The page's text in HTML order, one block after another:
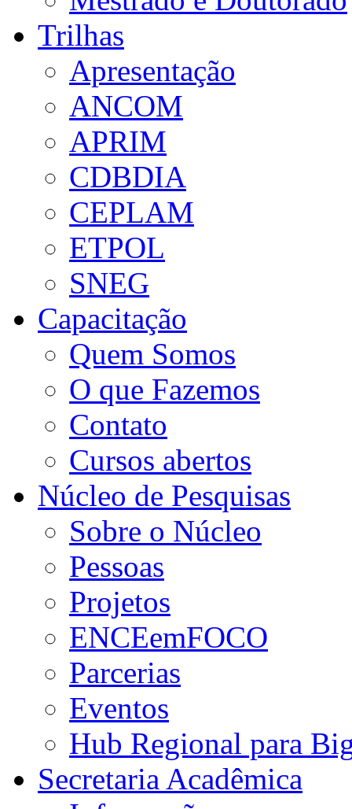
Trilhas
Apresentação
ANCOM
APRIM
CDBDIA
CEPLAM
ETPOL
SNEG
Capacitação
Quem Somos
O que Fazemos
Contato
Cursos abertos
Núcleo de Pesquisas
Sobre o Núcleo
Pessoas
Projetos
ENCEemFOCO
Parcerias
Eventos
Hub Regional para
Secretaria Acadêmica